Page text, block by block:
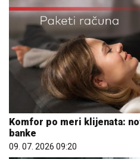
Komfor po meri klijenata:
banke
09. 07. 2026 09:20